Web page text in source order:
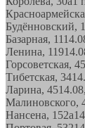
Будённовский,
Базарная, 11
Ленина, 119
Горсоветская, 45
Тибетская, 34
Ларина, 45
Малиновского,
Нансена, 152а